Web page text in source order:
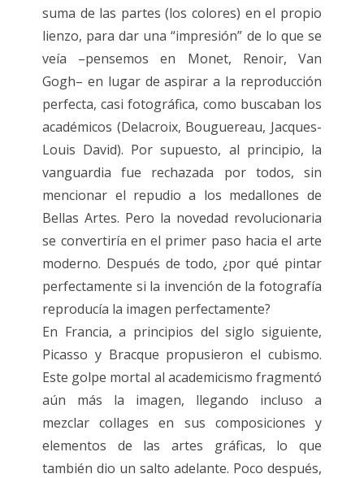
suma de las partes (los colores) en el propio
lienzo, para dar una “impresión” de lo que se
veía –pensemos en Monet, Renoir, Van
Gogh– en lugar de aspirar a la reproducción
perfecta, casi fotográfica, como buscaban los
académicos (Delacroix, Bouguereau, Jacques-
Louis David). Por supuesto, al principio, la
vanguardia fue rechazada por todos, sin
mencionar el repudio a los medallones de
Bellas Artes. Pero la novedad revolucionaria
se convertiría en el primer paso hacia el arte
moderno. Después de todo, ¿por qué pintar
perfectamente si la invención de la fotografía
reproducía la imagen perfectamente?
En Francia, a principios del siglo siguiente,
Picasso y Bracque propusieron el cubismo.
Este golpe mortal al academicismo fragmentó
aún más la imagen, llegando incluso a
mezclar collages en sus composiciones y
elementos de las artes gráficas, lo que
también dio un salto adelante. Poco después,